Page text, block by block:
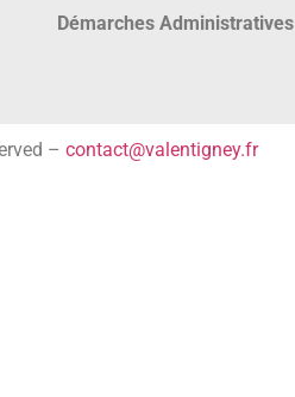
Démarches Administratives
– contact@valentigney.fr